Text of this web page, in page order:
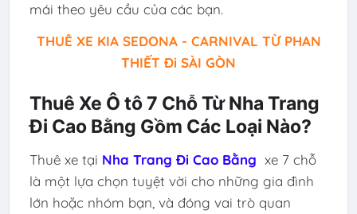
mái theo yêu cầu của các bạn.
THUÊ XE KIA SEDONA - CARNIVAL TỪ PHAN
THIẾT Đi SÀI GÒN
Thuê Xe Ô tô 7 Chỗ Từ Nha Trang
Đi Cao Bằng Gồm Các Loại Nào?
Thuê xe tại Nha Trang Đi Cao Bằng xe 7 chỗ
là một lựa chọn tuyệt vời cho những gia đình
lớn hoặc nhóm bạn, và đóng vai trò quan